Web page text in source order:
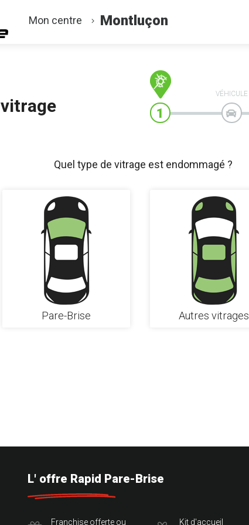
Mon centre Montluçon
vitrage
VÉHICULE
Quel type de vitrage est endommagé ?
Pare-Brise Autres vitrages
L' offre Rapid Pare-Brise
Franchise offerte ou Kit d'accueil